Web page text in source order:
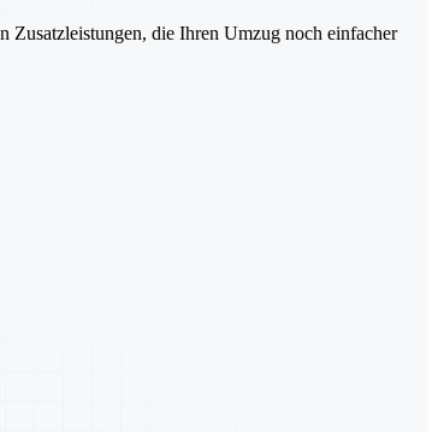
Zusatzleistungen, die Ihren Umzug noch einfacher